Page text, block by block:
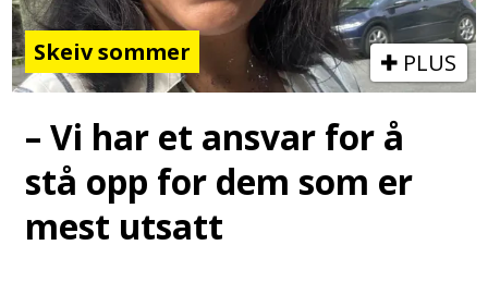
Skeiv sommer PLUS
– Vi har et ansvar for å
stå opp for dem som er
mest utsatt